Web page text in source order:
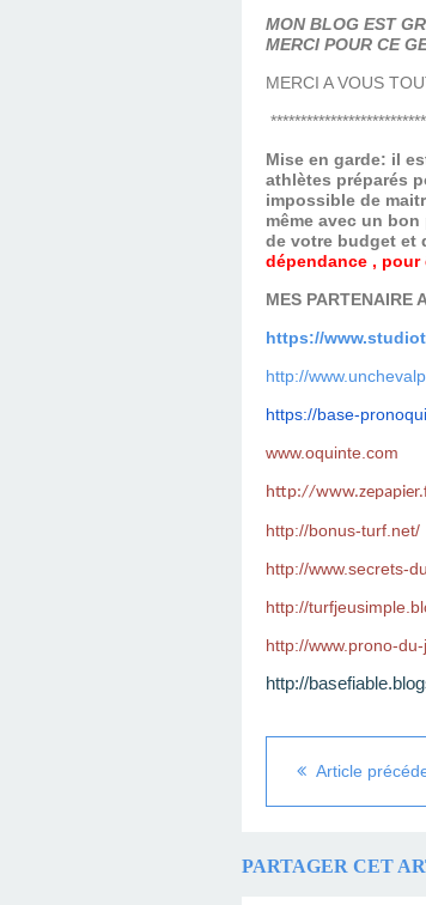
MON BLOG EST
MERCI POUR CE
MERCI A VOUS
Mise en garde: il
athlètes préparés
impossible de
même avec un
de votre budget et
dépendance , pour
MES PARTENAIRE
https://
http://
https://base-
www.oquinte.com
http://
http://bonus-turf.net/
http://www.secrets-
http://
http://www.prono-
http://
Article
PARTAGER CET